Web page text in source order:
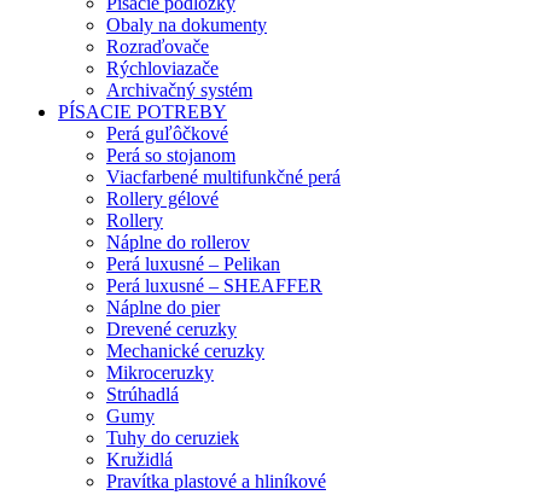
Obaly na dokumenty
Rozraďovače
Rýchloviazače
Archivačný systém
PÍSACIE POTREBY
Perá guľôčkové
Perá so stojanom
Viacfarbené multifunkčné perá
Rollery gélové
Rollery
Náplne do rollerov
Perá luxusné – Pelikan
Perá luxusné – SHEAFFER
Náplne do pier
Drevené ceruzky
Mechanické ceruzky
Mikroceruzky
Strúhadlá
Gumy
Tuhy do ceruziek
Kružidlá
Pravítka plastové a hliníkové